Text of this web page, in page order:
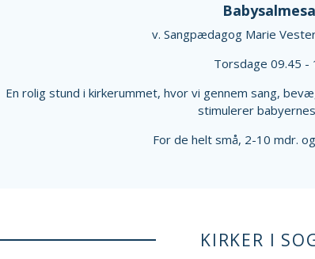
v. Sangpædagog Marie
Torsdage 09.45 -
En rolig stund i kirkerummet, hvor vi gennem sang,
stimulerer
For de helt små, 2-10 mdr.
KIRKER I